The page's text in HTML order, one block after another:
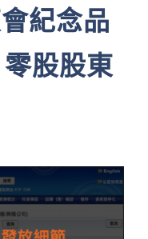
紀念品
股股東